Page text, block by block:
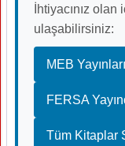
İhtiyacınız
ulaşabilirsiniz:
MEB
FERSA
Tüm Kitaplar